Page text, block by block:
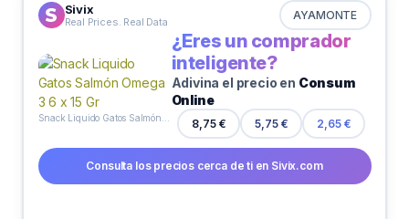
Sivix
Real Prices. Real Data AYAMONTE
¿Eres un comprador
inteligente?
Adivina el precio en Consum
Online
8,75 € 5,75 € 2,65 €
Consulta los precios cerca de ti en Sivix.com